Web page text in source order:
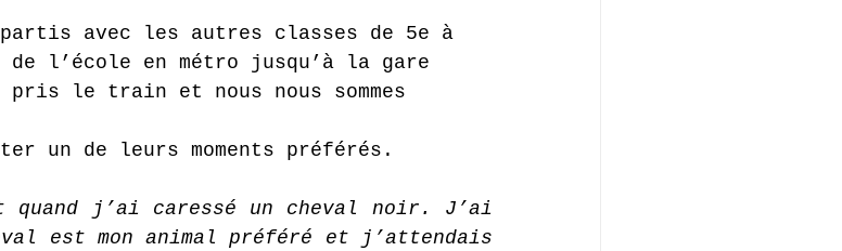
partis avec les autres classes de 5e à
de l’école en métro jusqu’à la gare
pris le train et nous nous sommes
un de leurs moments préférés.
quand j’ai caressé un cheval noir. J’ai
est mon animal préféré et j’attendais